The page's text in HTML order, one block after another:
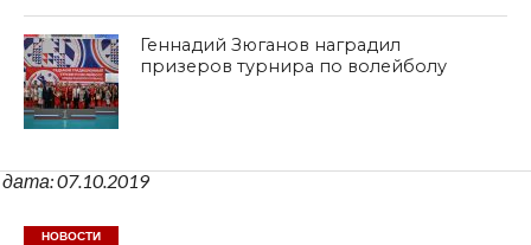
Геннадий Зюганов наградил
призеров турнира по волейболу
дата: 07.10.2019
НОВОСТИ